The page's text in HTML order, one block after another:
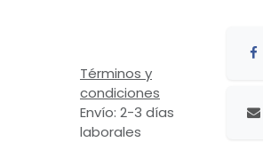
Términos y
condiciones
Envío: 2-3 días
laborales